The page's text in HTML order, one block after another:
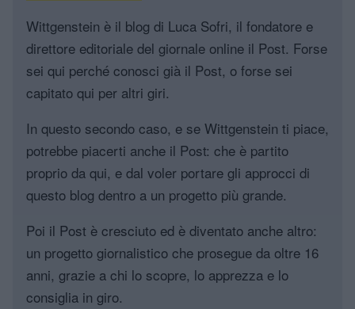
Wittgenstein è il blog di Luca Sofri, il fondatore e
direttore editoriale del giornale online il Post. Forse
sei qui perché conosci già il Post, o forse sei
capitato qui per altri giri.
In questo secondo caso, e se Wittgenstein ti piace,
potrebbe piacerti anche il Post: che è partito
proprio da qui, e dal voler portare gli approcci di
questo blog dentro a un progetto più grande.
Poi il Post è cresciuto ed è diventato anche altro:
un progetto giornalistico che prosegue da oltre 16
anni, grazie a chi lo scopre, lo apprezza e lo
consiglia in giro.